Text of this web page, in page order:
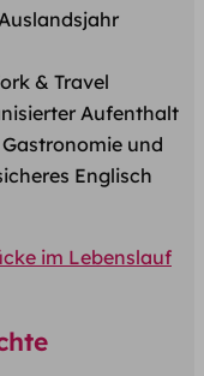
& Travel
Aufenthalt
und
Englisch
im Lebenslauf